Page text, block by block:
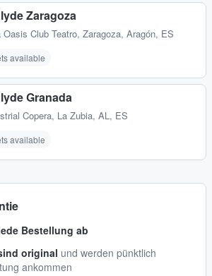
Zaragoza
Oasis Club Teatro, Zaragoza, Aragón, ES
available
Granada
Copera, La Zubia, AL, ES
available
Bestellung ab
original und werden pünktlich
ankommen